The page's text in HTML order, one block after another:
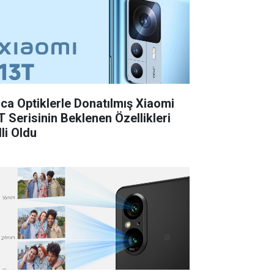
Optiklerle Donatılmış Xiaomi
Serisinin Beklenen Özellikleri
Oldu